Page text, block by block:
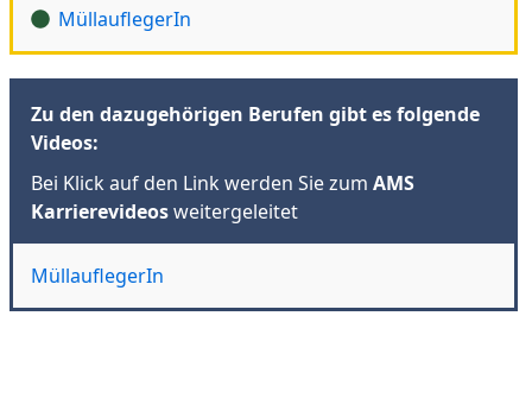
MüllauflegerIn
Zu den dazugehörigen Berufen gibt es folgende
Videos:
Bei Klick auf den Link werden Sie zum AMS
Karrierevideosweitergeleitet
MüllauflegerIn